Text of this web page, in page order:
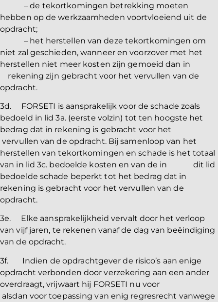
– de tekortkomingen betrekking moeten
hebben op de werkzaamheden voortvloeiend uit de
opdracht;
– het herstellen van deze tekortkomingen om
niet zal geschieden, wanneer en voorzover met het
herstellen niet meer kosten zijn gemoeid dan in
rekening zijn gebracht voor het vervullen van de
opdracht.
3d. FORSETI is aansprakelijk voor de schade zoals
bedoeld in lid 3a. (eerste volzin) tot ten hoogste het
bedrag dat in rekening is gebracht voor het
vervullen van de opdracht. Bij samenloop van het
herstellen van tekortkomingen en schade is het totaal
van in lid 3c. bedoelde kosten en van de in dit lid
bedoelde schade beperkt tot het bedrag dat in
rekening is gebracht voor het vervullen van de
opdracht.
3e. Elke aansprakelijkheid vervalt door het verloop
van vijf jaren, te rekenen vanaf de dag van beëindiging
van de opdracht.
3f. Indien de opdrachtgever de risico’s aan enige
opdracht verbonden door verzekering aan een ander
overdraagt, vrijwaart hij FORSETI nu voor
alsdan voor toepassing van enig regresrecht vanwege